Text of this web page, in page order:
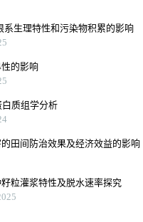
生理特性和污染物积累的影响
的影响
质组学分析
田间防治效果及经济效益的影响
粒灌浆特性及脱水速率探究